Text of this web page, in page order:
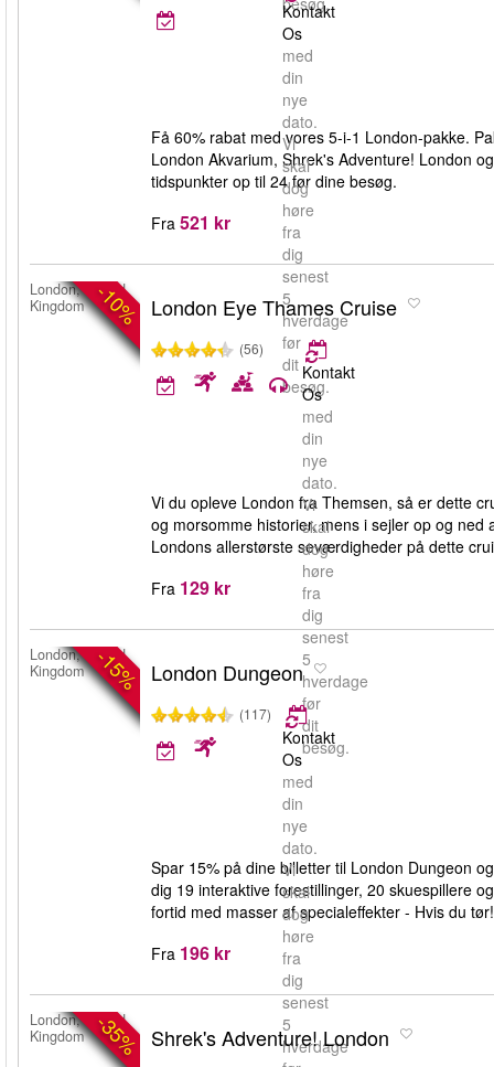
Kontakt
Os
med
din
nye
dato.
Vi
skal
dog
høre
fra
dig
senest
5
hverdage
før
dit
besøg.
Få 60% rabat med vores 5-i-1 London-pakke.
London Akvarium, Shrek's Adventure! London
tidspunkter op til 24 før dine besøg.
Fra 521 kr
-10%
London, United
Kingdom
London Eye Thames Cruise
(56)
Kontakt
Os
med
din
nye
dato.
Vi
skal
dog
høre
fra
dig
senest
5
hverdage
før
dit
besøg.
Vi du opleve London fra Themsen, så er dette
og morsomme historier, mens i sejler op og
Londons allerstørste seværdigheder på dette
Fra 129 kr
-15%
London, United
Kingdom
London Dungeon
(117)
Kontakt
Os
med
din
nye
dato.
Vi
skal
dog
høre
fra
dig
senest
5
hverdage
Spar 15% på dine billetter til London Dungeon
dig 19 interaktive forestillinger, 20 skuespillere
fortid med masser af specialeffekter - Hvis du tør!
Fra 196 kr
-35%
London, United
Kingdom
Shrek's Adventure! London